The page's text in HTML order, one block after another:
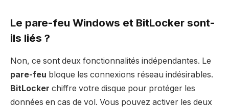
Le pare-feu Windows et BitLocker sont-
ils liés ?
Non, ce sont deux fonctionnalités indépendantes. Le
pare-feu bloque les connexions réseau indésirables.
BitLocker chiffre votre disque pour protéger les
données en cas de vol. Vous pouvez activer les deux